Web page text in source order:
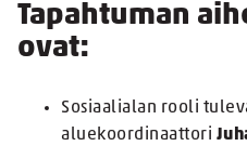
Tapahtuman
ovat:
Sosiaalialan rooli
aluekoordinaattori